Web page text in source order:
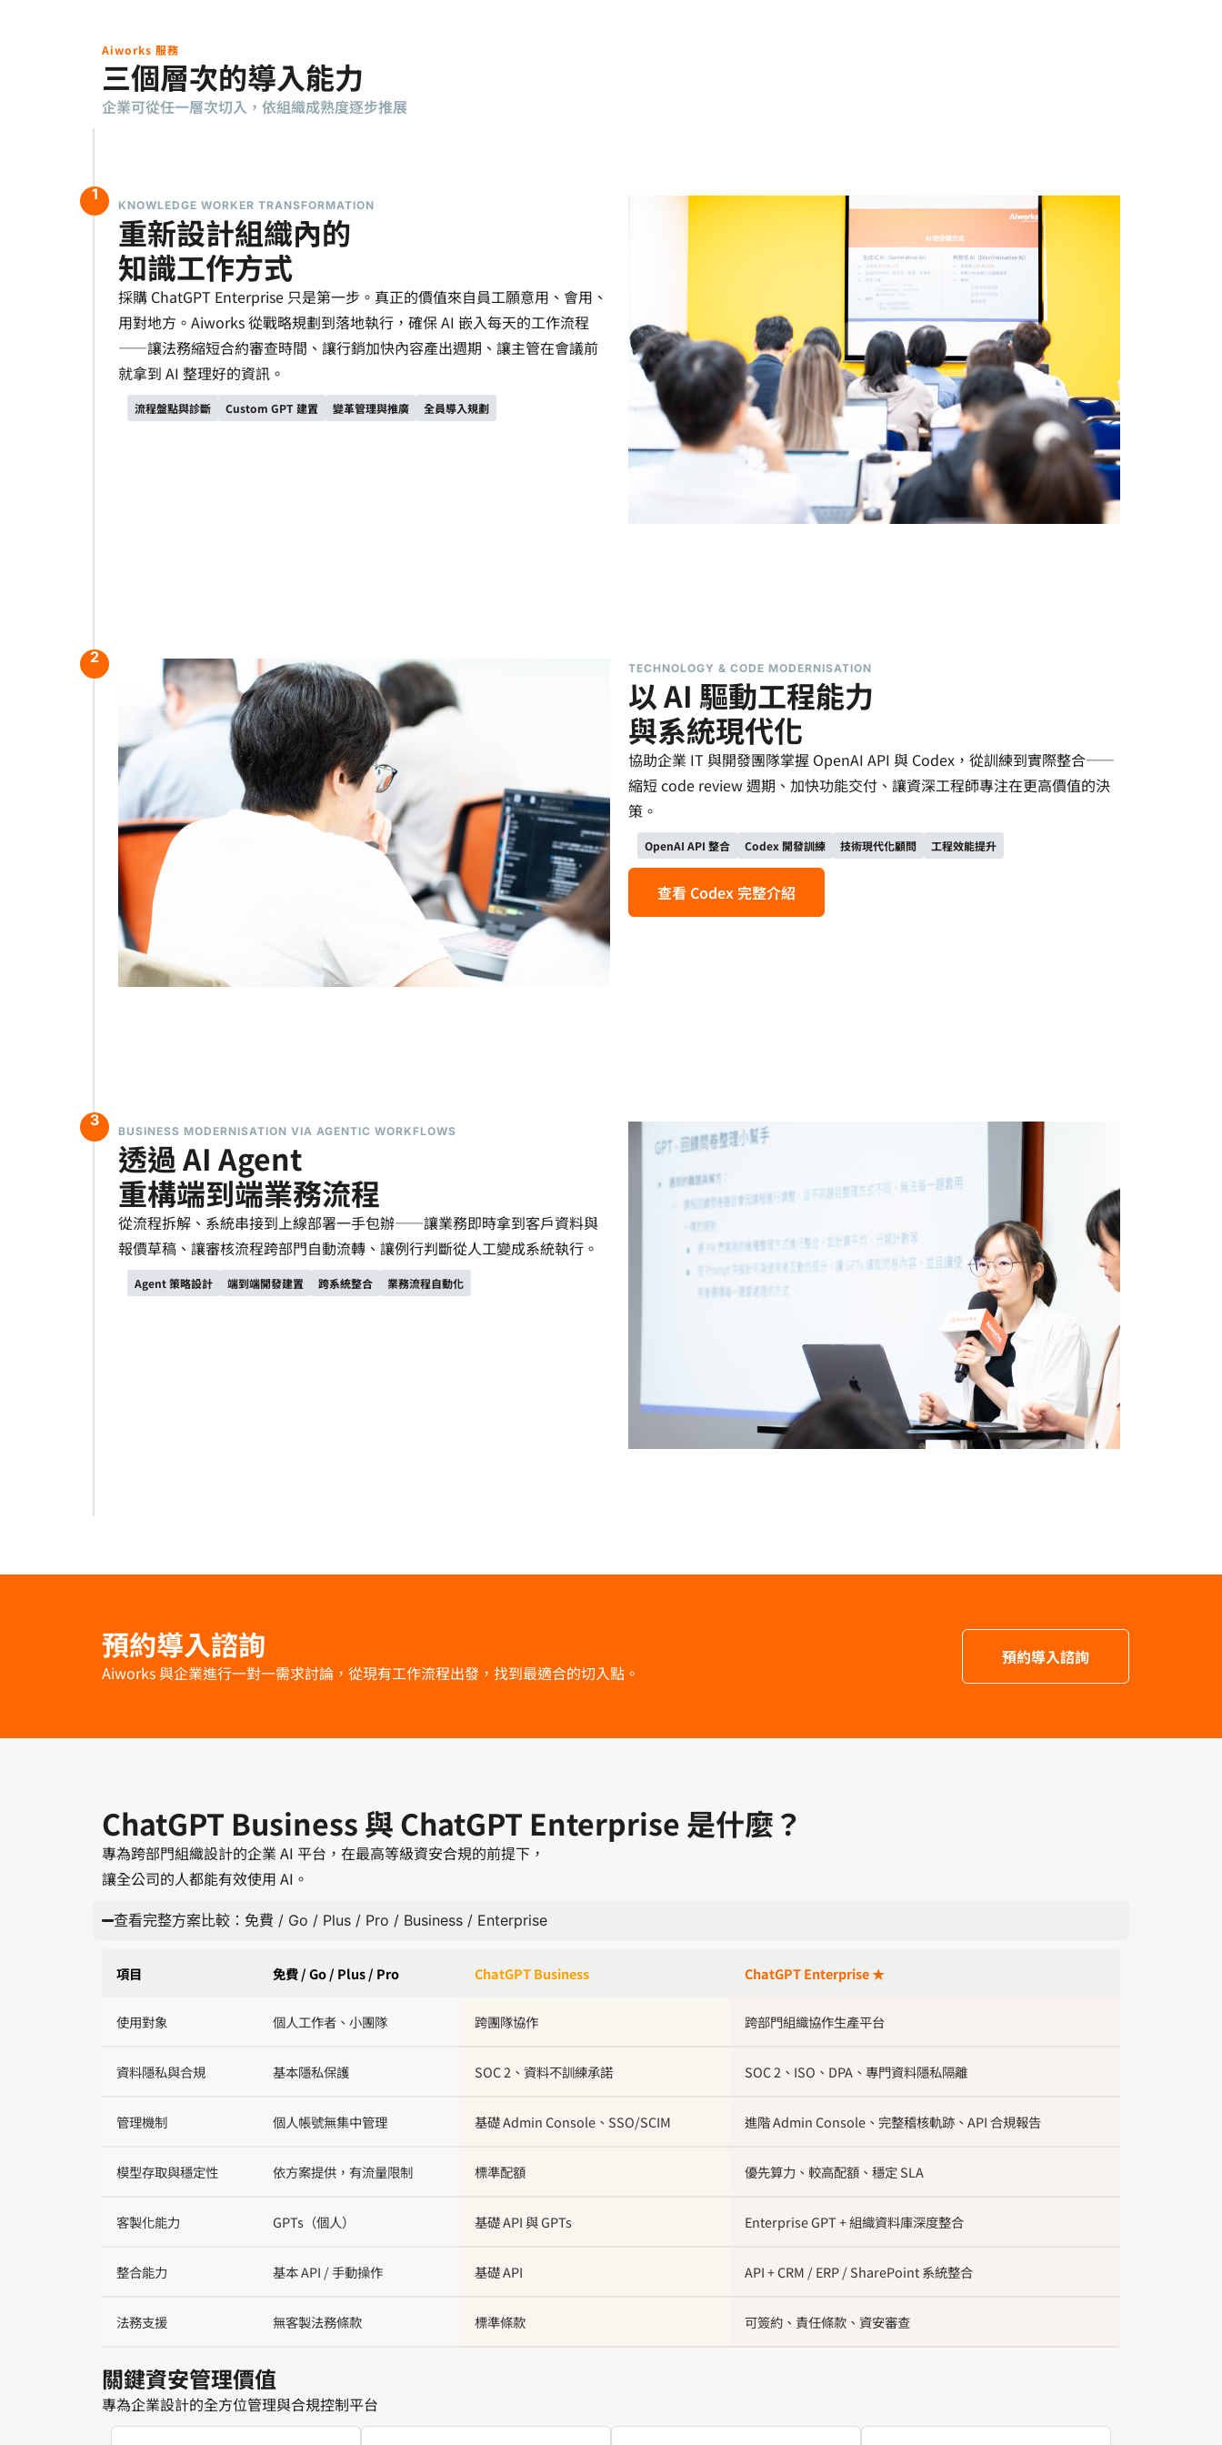
Aiworks 服務
三個層次的導入能力
企業可從任一層次切入，依組織成熟度逐步推展
1
KNOWLEDGE WORKER TRANSFORMATION
重新設計組織內的
知識工作方式
採購 ChatGPT Enterprise 只是第一步。真正的價值來自員工願意用、會用、
用對地方。Aiworks 從戰略規劃到落地執行，確保 AI 嵌入每天的工作流程
——讓法務縮短合約審查時間、讓行銷加快內容產出週期、讓主管在會議前
就拿到 AI 整理好的資訊。
流程盤點與診斷 Custom GPT 建置 變革管理與推廣 全員導入規劃
2
TECHNOLOGY & CODE MODERNISATION
以 AI 驅動工程能力
與系統現代化
協助企業 IT 與開發團隊掌握 OpenAI API 與 Codex，從訓練到實際整合——
縮短 code review 週期、加快功能交付、讓資深工程師專注在更高價值的決
策。
OpenAI API 整合 Codex 開發訓練 技術現代化顧問 工程效能提升
查看 Codex 完整介紹
3
BUSINESS MODERNISATION VIA AGENTIC WORKFLOWS
透過 AI Agent
重構端到端業務流程
從流程拆解、系統串接到上線部署一手包辦——讓業務即時拿到客戶資料與
報價草稿、讓審核流程跨部門自動流轉、讓例行判斷從人工變成系統執行。
Agent 策略設計 端到端開發建置 跨系統整合 業務流程自動化
預約導入諮詢
Aiworks 與企業進行一對一需求討論，從現有工作流程出發，找到最適合的切入點。
預約導入諮詢
ChatGPT Business 與 ChatGPT Enterprise 是什麼？
專為跨部門組織設計的企業 AI 平台，在最高等級資安合規的前提下，
讓全公司的人都能有效使用 AI。
查看完整方案比較：免費 / Go / Plus / Pro / Business / Enterprise
項目 免費 / Go / Plus / Pro ChatGPT Business ChatGPT Enterprise ★
使用對象 個人工作者、小團隊 跨團隊協作 跨部門組織協作生產平台
資料隱私與合規 基本隱私保護 SOC 2、資料不訓練承諾 SOC 2、ISO、DPA、專門資料隱私隔離
管理機制 個人帳號無集中管理 基礎 Admin Console、SSO/SCIM 進階 Admin Console、完整稽核軌跡、API 合規報告
模型存取與穩定性 依方案提供，有流量限制 標準配額 優先算力、較高配額、穩定 SLA
客製化能力 GPTs（個人） 基礎 API 與 GPTs Enterprise GPT + 組織資料庫深度整合
整合能力 基本 API / 手動操作 基礎 API API + CRM / ERP / SharePoint 系統整合
法務支援 無客製法務條款 標準條款 可簽約、責任條款、資安審查
關鍵資安管理價值
專為企業設計的全方位管理與合規控制平台